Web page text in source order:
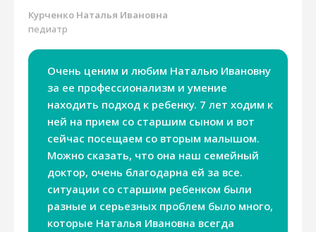
Курченко Наталья Ивановна
педиатр
Очень ценим и любим Наталью Ивановну
за ее профессионализм и умение
находить подход к ребенку. 7 лет ходим к
ней на прием со старшим сыном и вот
сейчас посещаем со вторым малышом.
Можно сказать, что она наш семейный
доктор, очень благодарна ей за все.
ситуации со старшим ребенком были
разные и серьезных проблем было много,
которые Наталья Ивановна всегда